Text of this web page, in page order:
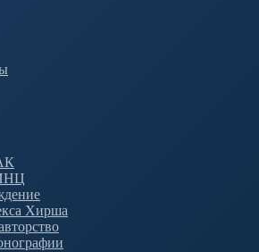
Хирша